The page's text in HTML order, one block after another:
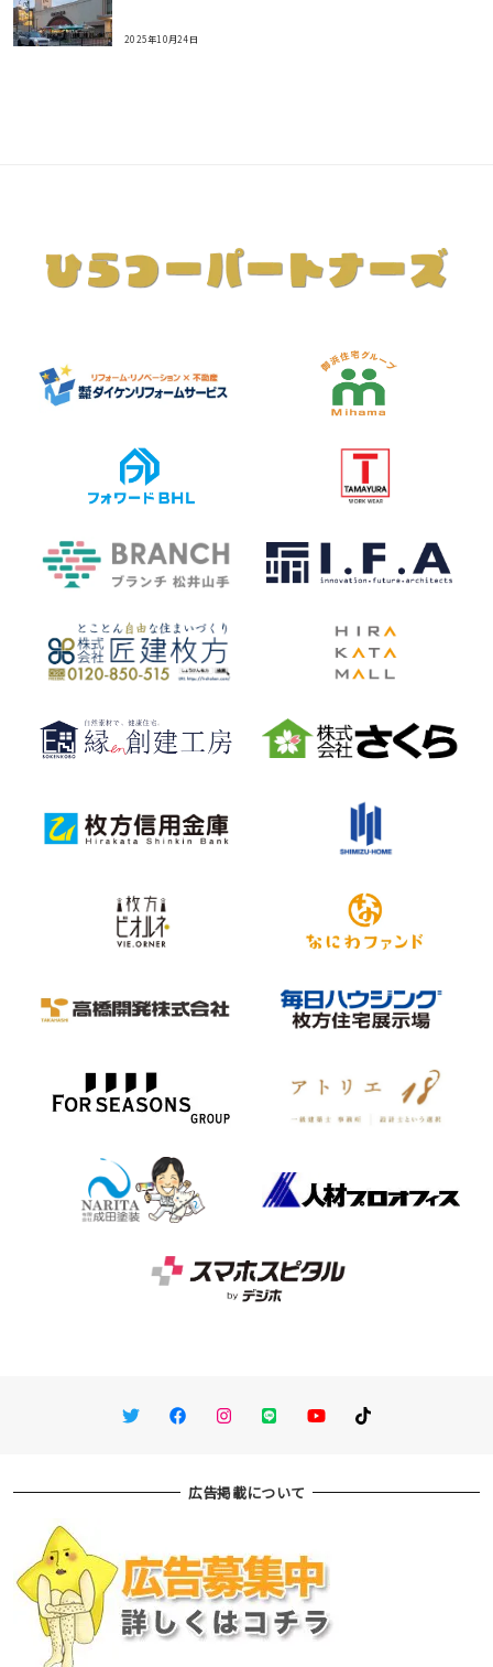
2025年10月24日
TwitterFacebookInstagram
LINE You TubeTikTok
広告掲載について